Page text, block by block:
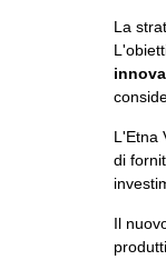
La
L'Etna
di
Il